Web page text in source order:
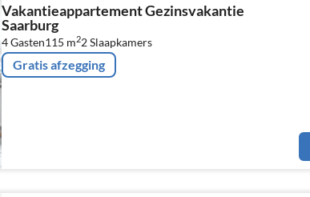
Vakantieappartement Gezinsvakantie
Saarburg
4 Gasten115 m22Slaapkamers
Gratis afzegging